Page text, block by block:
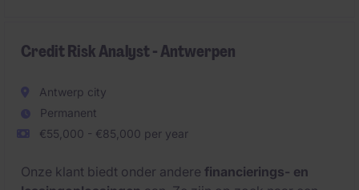
Credit Risk Analyst - Antwerpen
Antwerp city
Permanent
€55,000 - €85,000 per year
Onze klant biedt onder andere financierings- en